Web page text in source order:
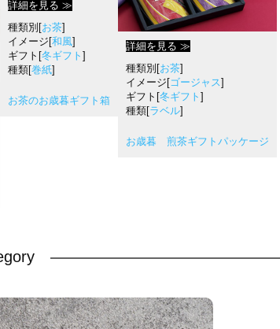
詳細を見る ≫
種類別[お茶]
イメージ[和風]
ギフト[冬ギフト ]
種類[巻紙]
お茶のお歳暮ギフト箱
詳細を見る ≫
種類別[お茶]
イメージ[ゴージャス]
ギフト[冬ギフト ]
種類[ラベル]
お歳暮 煎茶ギフトパッケージ